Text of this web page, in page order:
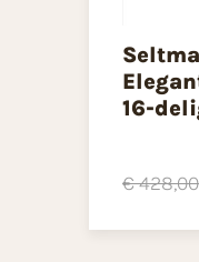
16-
€ 428,00